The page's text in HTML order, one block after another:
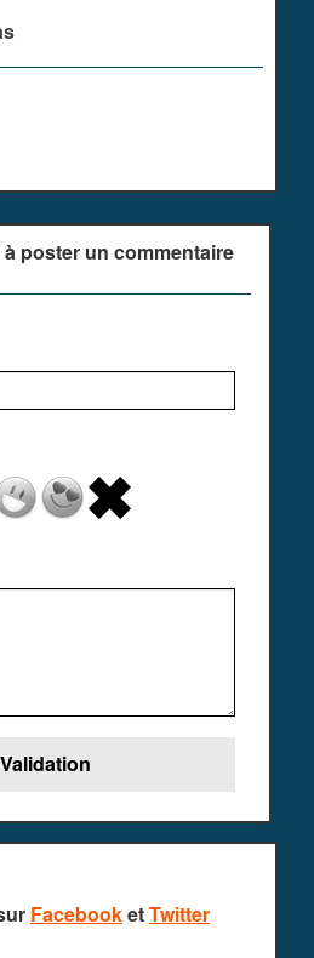
poster un commentaire
FacebooketTwitter